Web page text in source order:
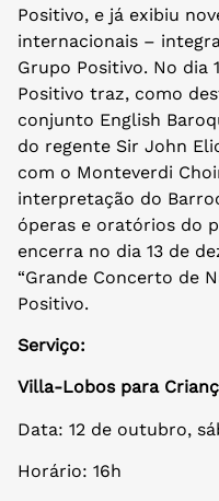
Positivo, e já exibiu
internacionais –
Grupo Positivo. No dia
Positivo traz, como
conjunto English
do regente Sir John
com o Monteverdi
interpretação do
óperas e oratórios do
encerra no dia 13 de
“Grande Concerto de
Positivo.
Serviço:
Villa-Lobos para
Data: 12 de outubro,
Horário: 16h